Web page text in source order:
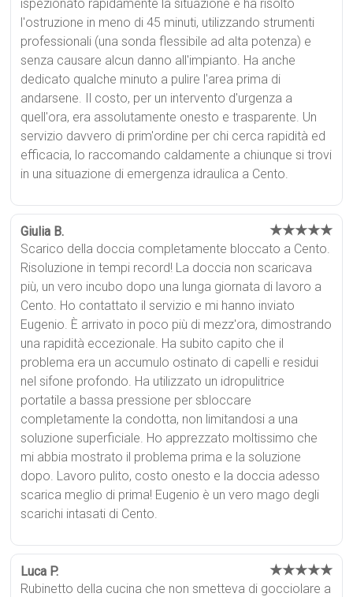
ispezionato rapidamente la situazione e ha risolto
l'ostruzione in meno di 45 minuti, utilizzando strumenti
professionali (una sonda flessibile ad alta potenza) e
senza causare alcun danno all'impianto. Ha anche
dedicato qualche minuto a pulire l'area prima di
andarsene. Il costo, per un intervento d'urgenza a
quell'ora, era assolutamente onesto e trasparente. Un
servizio davvero di prim'ordine per chi cerca rapidità ed
efficacia, lo raccomando caldamente a chiunque si trovi
in una situazione di emergenza idraulica a Cento.
Giulia B. ★★★★★
Scarico della doccia completamente bloccato a Cento.
Risoluzione in tempi record! La doccia non scaricava
più, un vero incubo dopo una lunga giornata di lavoro a
Cento. Ho contattato il servizio e mi hanno inviato
Eugenio. È arrivato in poco più di mezz'ora, dimostrando
una rapidità eccezionale. Ha subito capito che il
problema era un accumulo ostinato di capelli e residui
nel sifone profondo. Ha utilizzato un idropulitrice
portatile a bassa pressione per sbloccare
completamente la condotta, non limitandosi a una
soluzione superficiale. Ho apprezzato moltissimo che
mi abbia mostrato il problema prima e la soluzione
dopo. Lavoro pulito, costo onesto e la doccia adesso
scarica meglio di prima! Eugenio è un vero mago degli
scarichi intasati di Cento.
Luca P. ★★★★★
Rubinetto della cucina che non smetteva di gocciolare a